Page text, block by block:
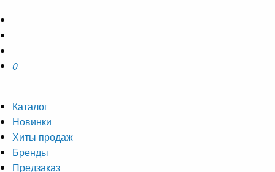
0
Каталог
Новинки
Хиты продаж
Бренды
Предзаказ